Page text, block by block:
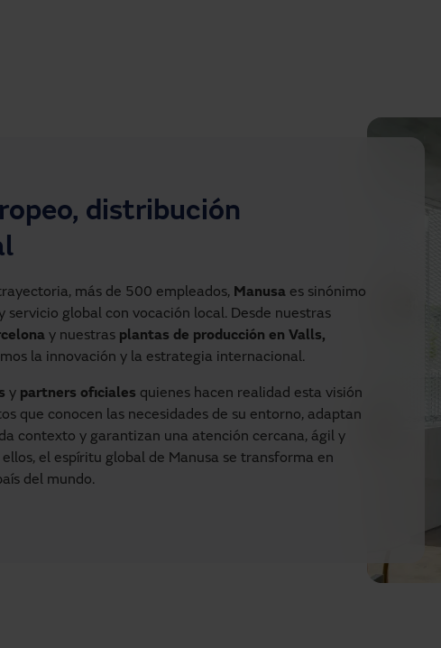
distribución
más de 500 empleados, Manusa es sinónimo
servicio global con vocación local. Desde nuestras
y nuestras plantas de producción en Valls,
la innovación y la estrategia internacional.
y partners oficiales quienes hacen realidad esta visión
que conocen las necesidades de su entorno, adaptan
contexto y garantizan una atención cercana, ágil y
el espíritu global de Manusa se transforma en
del mundo.